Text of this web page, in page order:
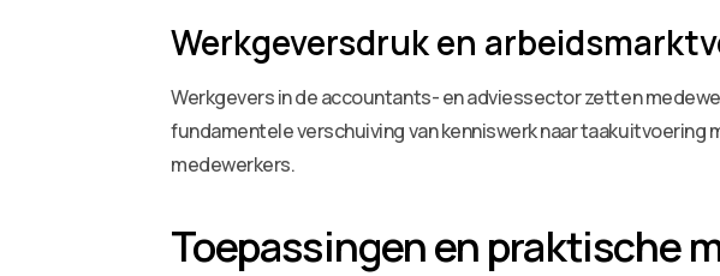
Werkgeversdruk en
Werkgevers in de accountants- en adviessector zetten
fundamentele verschuiving van kenniswerk naar
medewerkers.
Toepassingen en praktische